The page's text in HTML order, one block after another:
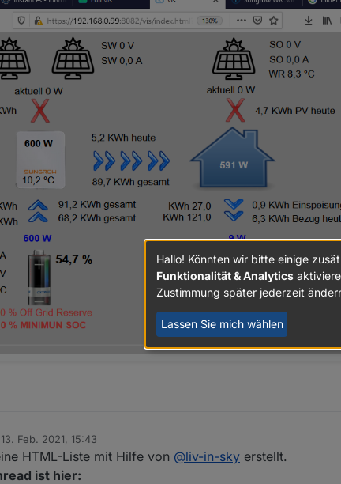
13. Feb. 2021, 15:43
von
HTML-Liste mit Hilfe von @liv-in-sky erstellt.
ist hier:
Hallo! Könnten wir bitte einige
Funktionalität & Analytics
Zustimmung später jederzeit
Lassen Sie mich wählen